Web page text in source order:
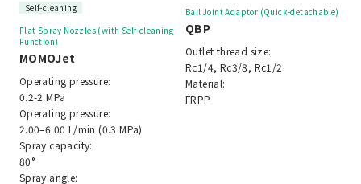
Self-cleaning
Flat Spray Nozzles (with Self-cleaning
Function)
MOMOJet
Operating pressure:
0.2-2 MPa
Operating pressure:
2.00–6.00 L/min (0.3 MPa)
Spray capacity:
80°
Spray angle:
Ball Joint Adaptor (Quick-detachable)
QBP
Outlet thread size:
Rc1/4, Rc3/8, Rc1/2
Material:
FRPP